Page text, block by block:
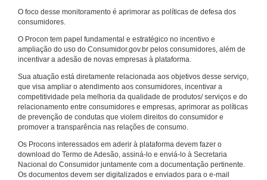
O foco desse monitoramento é aprimorar as políticas de defesa dos
consumidores.
O Procon tem papel fundamental e estratégico no incentivo e
ampliação do uso do Consumidor.gov.br pelos consumidores, além de
incentivar a adesão de novas empresas à plataforma.
Sua atuação está diretamente relacionada aos objetivos desse serviço,
que visa ampliar o atendimento aos consumidores, incentivar a
competitividade pela melhoria da qualidade de produtos/ serviços e do
relacionamento entre consumidores e empresas, aprimorar as políticas
de prevenção de condutas que violem direitos do consumidor e
promover a transparência nas relações de consumo.
Os Procons interessados em aderir à plataforma devem fazer o
download do Termo de Adesão, assiná-lo e enviá-lo à Secretaria
Nacional do Consumidor juntamente com a documentação pertinente.
Os documentos devem ser digitalizados e enviados para o e-mail